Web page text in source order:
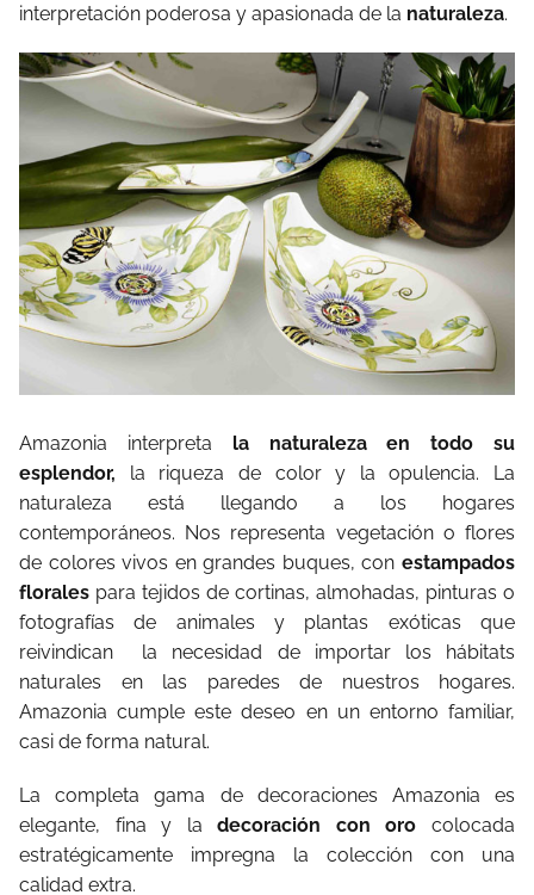
interpretación poderosa y apasionada de la naturaleza.
Amazonia interpreta la naturaleza en todo su
esplendor, la riqueza de color y la opulencia. La
naturaleza está llegando a los hogares
contemporáneos. Nos representa vegetación o flores
de colores vivos en grandes buques, con estampados
florales para tejidos de cortinas, almohadas, pinturas o
fotografías de animales y plantas exóticas que
reivindican la necesidad de importar los hábitats
naturales en las paredes de nuestros hogares.
Amazonia cumple este deseo en un entorno familiar,
casi de forma natural.
La completa gama de decoraciones Amazonia es
elegante, fina y ladecoración con orocolocada
estratégicamente impregna la colección con una
calidad extra.